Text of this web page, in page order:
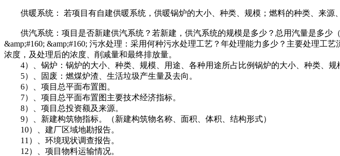
供暖系统： 若项目有自建供暖系统，供暖锅炉的大小、种类、规模；燃料的种类、来源
供汽系统：项目是否新建供汽系统？若新建，供汽系统的规模是多少？总用汽量是多少
&amp;#160; &amp;#160; 污水处理：采用何种污水处理工艺？年处理能力多少？主要处理
浓度，及处理后的浓度、削减量和最终排放量。
4）、锅炉：锅炉的大小、种类、规模、用途、各种用途所占比例锅炉的大小、种类、规
5）、固废：燃煤炉渣、生活垃圾产生量及去向。
6）、项目总平面布置图。
7）、项目总平面布置图主要技术经济指标。
8）、项目总投资额及来源。
9）、新建构筑物指标。（新建构筑物名称、面积、体积、结构形式）
10）、建厂区域地勘报告。
11）、环境现状调查报告。
12）、项目物料运输情况。